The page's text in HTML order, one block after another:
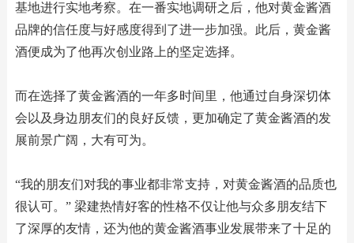
基地进行实地考察。在一番实地调研之后，他对黄金酱酒
品牌的信任度与好感度得到了进一步加强。此后，黄金酱
酒便成为了他再次创业路上的坚定选择。
而在选择了黄金酱酒的一年多时间里，他通过自身深切体
会以及身边朋友们的良好反馈，更加确定了黄金酱酒的发
展前景广阔，大有可为。
“我的朋友们对我的事业都非常支持，对黄金酱酒的品质也
很认可。” 梁建热情好客的性格不仅让他与众多朋友结下
了深厚的友情，还为他的黄金酱酒事业发展带来了十足的